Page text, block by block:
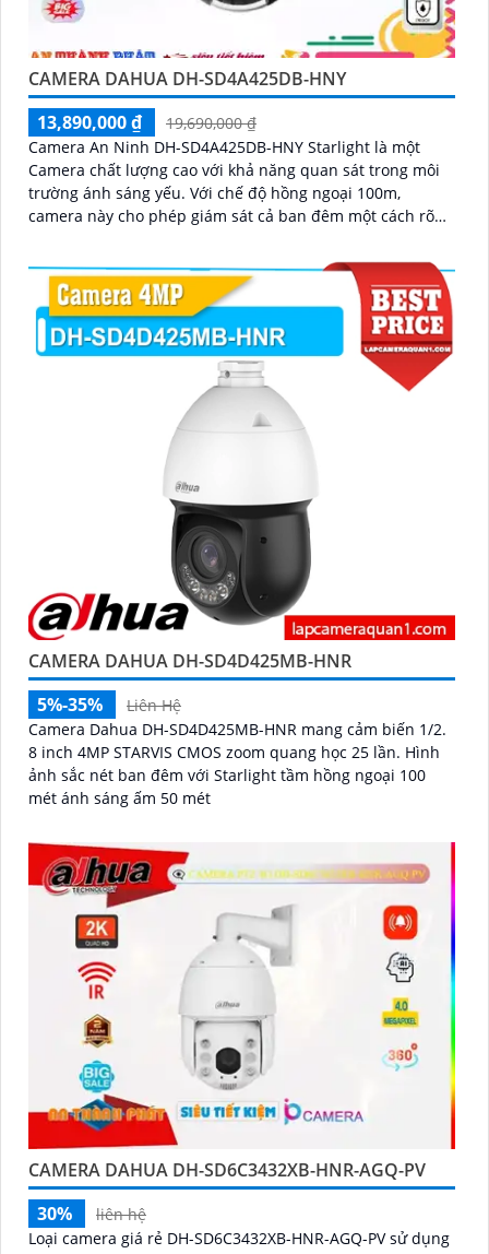
CAMERA DAHUA DH-SD4A425DB-HNY
13,890,000 ₫
19,690,000 ₫
Camera An Ninh DH-SD4A425DB-HNY Starlight là một
Camera chất lượng cao với khả năng quan sát trong môi
trường ánh sáng yếu. Với chế độ hồng ngoại 100m,
camera này cho phép giám sát cả ban đêm một cách rõ
CAMERA DAHUA DH-SD4D425MB-HNR
5%-35%
Liên Hệ
Camera Dahua DH-SD4D425MB-HNR mang cảm biến 1/2.
8 inch 4MP STARVIS CMOS zoom quang học 25 lần. Hình
ảnh sắc nét ban đêm với Starlight tầm hồng ngoại 100
mét ánh sáng ấm 50 mét
CAMERA DAHUA DH-SD6C3432XB-HNR-AGQ-PV
30%
liên hệ
Loại camera giá rẻ DH-SD6C3432XB-HNR-AGQ-PV sử dụng